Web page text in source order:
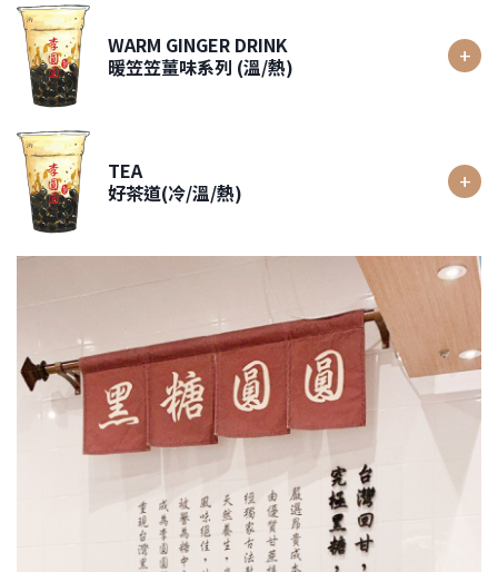
WARM GINGER DRINK
暖笠笠薑味系列 (溫/熱)
TEA
好茶道(冷/溫/熱)